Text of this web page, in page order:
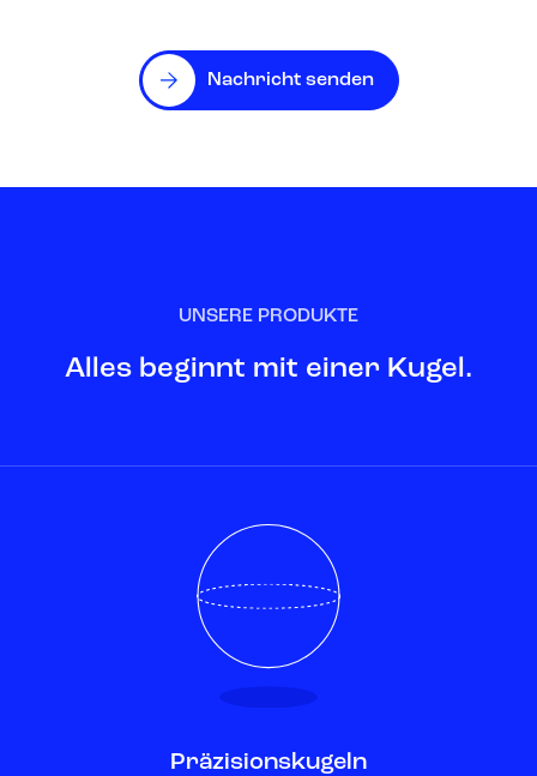
Nachricht senden
UNSERE PRODUKTE
Alles beginnt mit einer Kugel.
Präzisionskugeln